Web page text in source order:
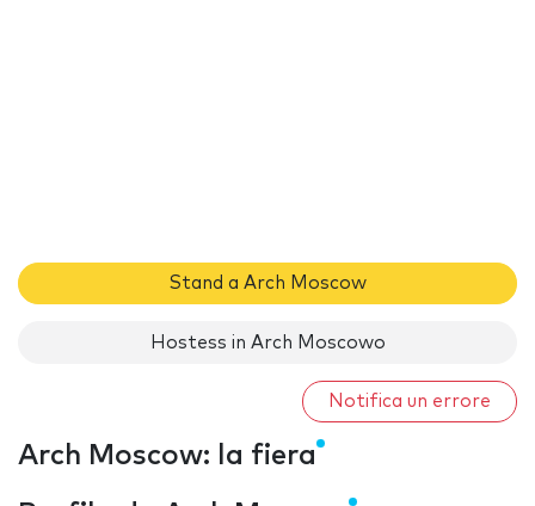
Stand a Arch Moscow
Hostess in Arch Moscowo
Notifica un errore
Arch Moscow: la fiera